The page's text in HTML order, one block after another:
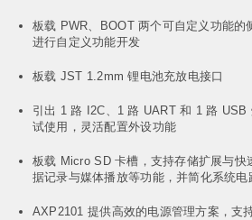
板载 PWR、BOOT 两个可自定义功能的
进行自定义功能开发
板载 JST 1.2mm 锂电池充放电接口
引出 1 路 I2C、1 路 UART 和 1 路 USB
试使用，灵活配置外设功能
板载 Micro SD 卡槽，支持存储扩展与快
据记录与媒体播放等功能，并简化系统电
AXP2101 提供高效的电源管理方案，支